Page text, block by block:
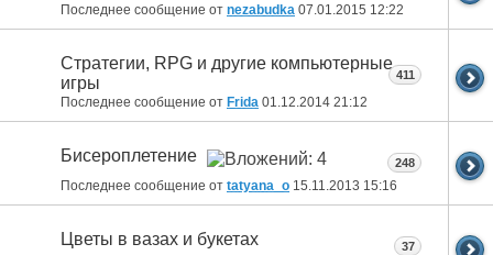
Последнее сообщение от nezabudka 07.01.2015 12:22
Стратегии, RPG и другие компьютерные
игры
Последнее сообщение от Fridа 01.12.2014 21:12
411
Бисероплетение
Последнее сообщение от tatyana_o 15.11.2013 15:16
248
Цветы в вазах и букетах 37